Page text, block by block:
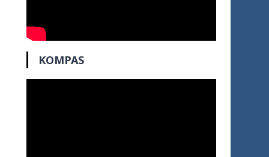
KOMPAS